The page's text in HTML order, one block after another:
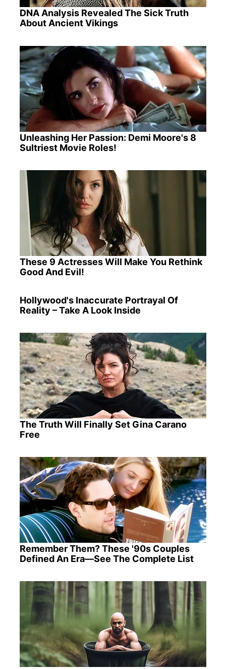
DNA Analysis Revealed The Sick Truth
About Ancient Vikings
Unleashing Her Passion: Demi Moore's 8
Sultriest Movie Roles!
These 9 Actresses Will Make You Rethink
Good And Evil!
Hollywood's Inaccurate Portrayal Of
Reality – Take A Look Inside
The Truth Will Finally Set Gina Carano
Free
Remember Them? These '90s Couples
Defined An Era—See The Complete List